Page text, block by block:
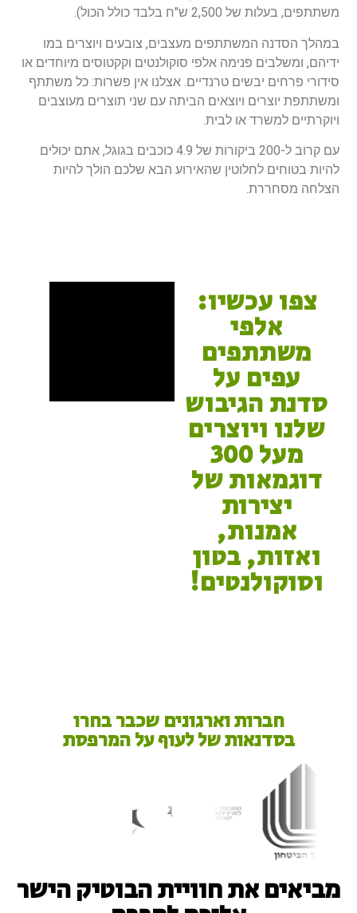
משתתפים, בעלות של 2,500 ש"ח בלבד כולל הכול).
במהלך הסדנה המשתתפים מעצבים, צובעים ויוצרים במו
ידיהם, ומשלבים פנימה אלפי סוקולנטים וקקטוסים מיוחדים או
סידורי פרחים יבשים טרנדיים. אצלנו אין פשרות: כל משתתף
ומשתתפת יוצרים ויוצאים הביתה עם שני תוצרים מעוצבים
ויוקרתיים למשרד או לבית.
עם קרוב ל-200 ביקורות של 4.9 כוכבים בגוגל, אתם יכולים
להיות בטוחים לחלוטין שהאירוע הבא שלכם הולך להיות
הצלחה מסחררת.
צפו עכשיו:
אלפי
משתתפים
עפים על
סדנת הגיבוש
שלנו ויוצרים
מעל 300
דוגמאות של
יצירות
אמנות,
ואזות, בטון
וסוקולנטים!
חברות וארגונים שכבר בחרו
בסדנאות של לעוף על המרפסת
מביאים את חוויית הבוטיק הישר